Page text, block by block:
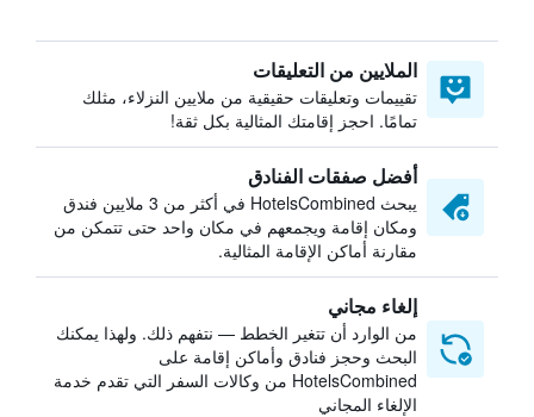
الملايين من التعليقات
تقييمات وتعليقات حقيقية من ملايين النزلاء، مثلك
تمامًا. احجز إقامتك المثالية بكل ثقة!
أفضل صفقات الفنادق
يبحث HotelsCombined في أكثر من 3 ملايين فندق
ومكان إقامة ويجمعهم في مكان واحد حتى تتمكن من
مقارنة أماكن الإقامة المثالية.
إلغاء مجاني
من الوارد أن تتغير الخطط — نتفهم ذلك. ولهذا يمكنك
البحث وحجز فنادق وأماكن إقامة على
HotelsCombined من وكالات السفر التي تقدم خدمة
الإلغاء المجاني